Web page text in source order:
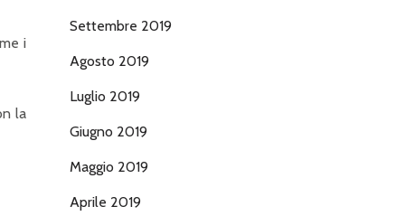
i
la
Settembre 2019
Agosto 2019
Luglio 2019
Giugno 2019
Maggio 2019
Aprile 2019